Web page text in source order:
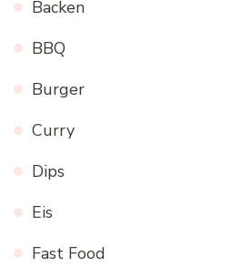
Backen
BBQ
Burger
Curry
Dips
Eis
Fast Food